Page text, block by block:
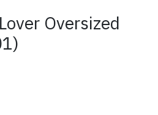
Oversized